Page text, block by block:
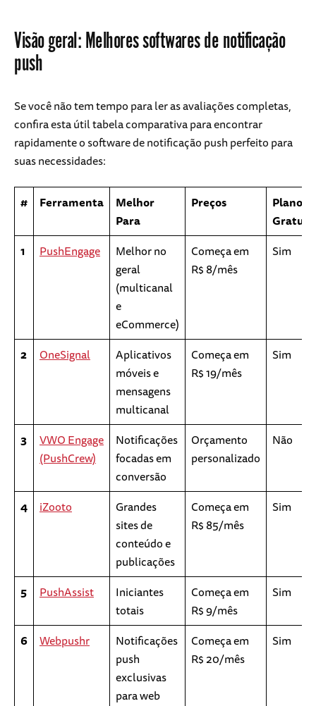
Visão geral: Melhores softwares de notificação
push
Se você não tem tempo para ler as avaliações completas,
confira esta útil tabela comparativa para encontrar
rapidamente o software de notificação push perfeito para
suas necessidades:
# Ferramenta
Melhor
Para
Preços
Plano
1
PushEngage
Melhor no
geral
(multicanal
e
eCommerce)
Começa em
R$ 8/mês
Sim
2 OneSignal
Aplicativos
móveis e
mensagens
multicanal
Começa em
R$ 19/mês
Sim
3
VWO Engage
(PushCrew)
Notificações
focadas em
conversão
Orçamento
personalizado
Não
4 iZooto
Grandes
sites de
conteúdo e
publicações
Começa em
R$ 85/mês
Sim
5 PushAssist
Iniciantes
totais
Começa em
R$ 9/mês
Sim
6 Webpushr
Notificações
push
exclusivas
para web
Começa em
R$ 20/mês
Sim